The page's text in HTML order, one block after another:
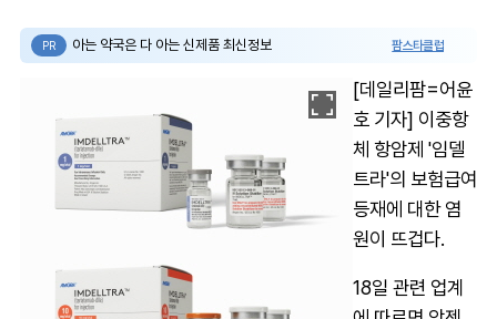
PR 아는 약국은 다 아는 신제품 최신정보 팜스타클럽
[데일리팜=어윤
호 기자] 이중항
체 항암제 '임델
트라'의 보험급여
등재에 대한 염
원이 뜨겁다.
18일 관련 업계